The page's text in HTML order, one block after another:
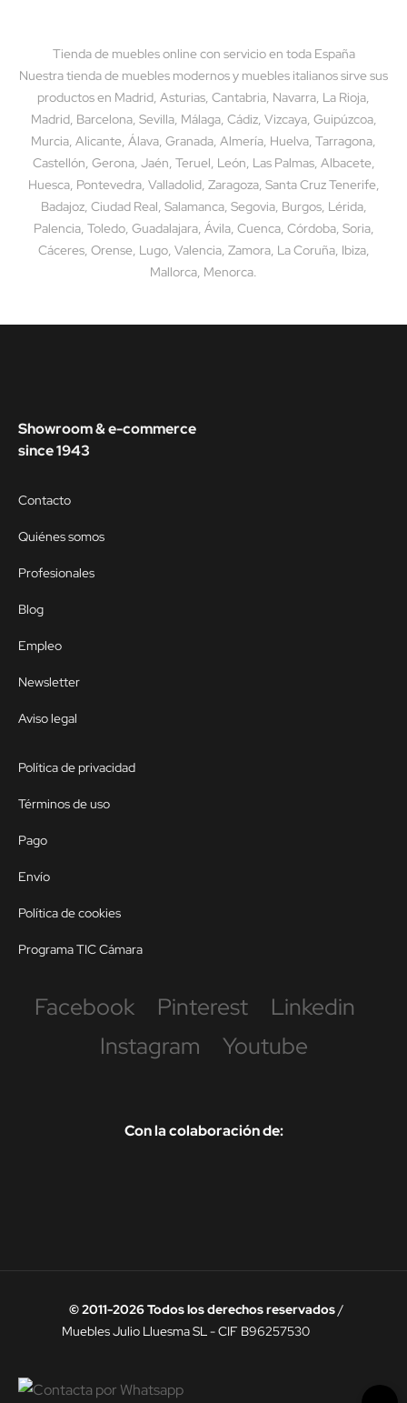
Tienda de muebles online con servicio en toda España
Nuestra tienda de muebles modernos y muebles italianos sirve sus
productos en Madrid, Asturias, Cantabria, Navarra, La Rioja,
Madrid, Barcelona, Sevilla, Málaga, Cádiz, Vizcaya, Guipúzcoa,
Murcia, Alicante, Álava, Granada, Almería, Huelva, Tarragona,
Castellón, Gerona, Jaén, Teruel, León, Las Palmas, Albacete,
Huesca, Pontevedra, Valladolid, Zaragoza, Santa Cruz Tenerife,
Badajoz, Ciudad Real, Salamanca, Segovia, Burgos, Lérida,
Palencia, Toledo, Guadalajara, Ávila, Cuenca, Córdoba, Soria,
Cáceres, Orense, Lugo, Valencia, Zamora, La Coruña, Ibiza,
Mallorca, Menorca.
Showroom & e-commerce
since 1943
Contacto
Quiénes somos
Profesionales
Blog
Empleo
Newsletter
Aviso legal
Política de privacidad
Términos de uso
Pago
Envío
Política de cookies
Programa TIC Cámara
Facebook Pinterest
Linkedin
Instagram
Youtube
Con la colaboración de:
© 2011-2026 Todos los derechos reservados/
Muebles Julio Lluesma SL - CIF B96257530